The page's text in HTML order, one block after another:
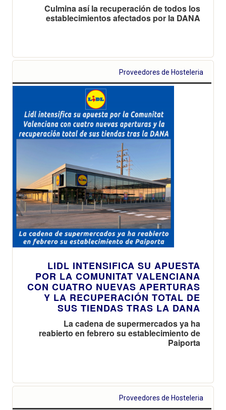
Culmina así la recuperación de todos los
establecimientos afectados por la DANA
Proveedores de Hosteleria
LIDL INTENSIFICA SU APUESTA
POR LA COMUNITAT VALENCIANA
CON CUATRO NUEVAS APERTURAS
Y LA RECUPERACIÓN TOTAL DE
SUS TIENDAS TRAS LA DANA
La cadena de supermercados ya ha
reabierto en febrero su establecimiento de
Paiporta
Proveedores de Hosteleria